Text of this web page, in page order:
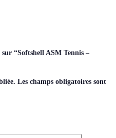
“Softshell ASM Tennis –
Les champs obligatoires sont